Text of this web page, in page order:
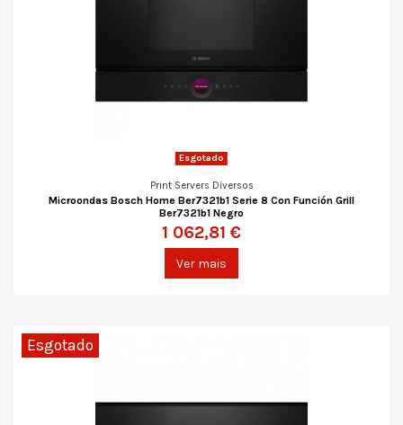
Esgotado
Print Servers Diversos
Microondas Bosch Home Ber7321b1 Serie 8 Con Función Grill
Ber7321b1 Negro
1 062,81 €
Ver mais
Esgotado